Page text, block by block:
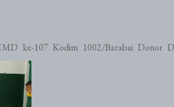
ke-107 Kodim 1002/Barabai Donor